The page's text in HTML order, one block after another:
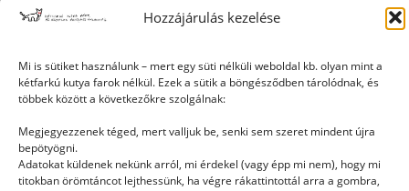
Hozzájárulás kezelése
Mi is sütiket használunk – mert egy süti nélküli weboldal kb. olyan mint a
kétfarkú kutya farok nélkül. Ezek a sütik a böngésződben tárolódnak, és
többek között a következőkre szolgálnak:
Megjegyezzenek téged, mert valljuk be, senki sem szeret mindent újra
bepötyögni.
Adatokat küldenek nekünk arról, mi érdekel (vagy épp mi nem), hogy mi
titokban örömtáncot lejthessünk, ha végre rákattintottál arra a gombra,
Ⓒ 2006 - 2026 - Magyar Kétfarkú Kutya Párt - Minden jog fenntartva